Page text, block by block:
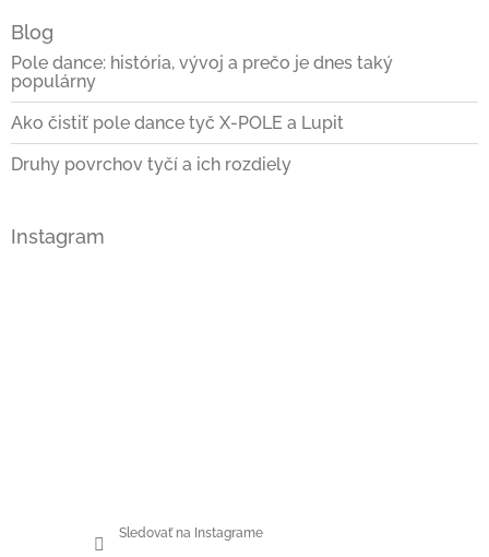
Blog
Pole dance: história, vývoj a prečo je dnes taký
populárny
Ako čistiť pole dance tyč X-POLE a Lupit
Druhy povrchov tyčí a ich rozdiely
Instagram
Sledovať na Instagrame